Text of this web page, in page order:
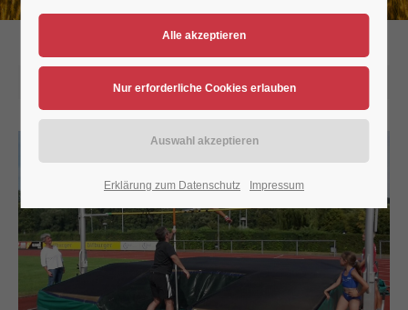
Support
24h/ 365days
We offer support for our customers
Mon - Fri 8:00am - 5:00pm (GMT +1)
12.09.2016 11:46
Erklärung zum Datenschutz Impressum